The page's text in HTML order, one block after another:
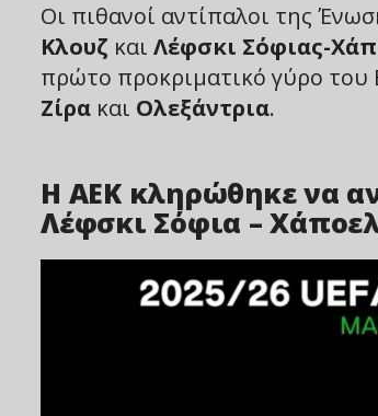
Οι πιθανοί αντίπαλοι της
Κλουζ και Λέφσκι Σόφιας-
πρώτο προκριματικό γύρο του
Ζίρα και Ολεξάντρια.
Η ΑΕΚ κληρώθηκε να
Λέφσκι Σόφια –